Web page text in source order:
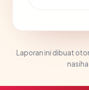
Laporan ini dibuat